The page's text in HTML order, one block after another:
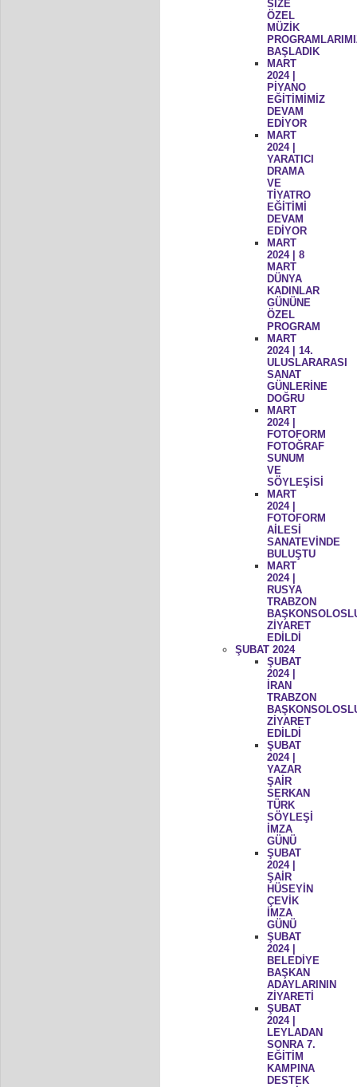
SİZE
ÖZEL
MÜZİK
BAŞLADIK
MART
2024 |
PİYANO
EĞİTİMİMİZ
DEVAM
EDİYOR
MART
2024 |
YARATICI
DRAMA
VE
TİYATRO
EĞİTİMİ
DEVAM
EDİYOR
MART
2024 | 8
MART
DÜNYA
KADINLAR
GÜNÜNE
ÖZEL
PROGRAM
MART
2024 | 14.
ULUSLARARASI
SANAT
GÜNLERİNE
DOĞRU
MART
2024 |
FOTOFORM
FOTOĞRAF
SUNUM
VE
SÖYLEŞİSİ
MART
2024 |
FOTOFORM
AİLESİ
SANATEVİNDE
BULUŞTU
MART
2024 |
RUSYA
TRABZON
ZİYARET
EDİLDİ
ŞUBAT 2024
ŞUBAT
2024 |
İRAN
TRABZON
ZİYARET
EDİLDİ
ŞUBAT
2024 |
YAZAR
ŞAİR
SERKAN
TÜRK
SÖYLEŞİ
İMZA
GÜNÜ
ŞUBAT
2024 |
ŞAİR
HÜSEYİN
ÇEVİK
İMZA
GÜNÜ
ŞUBAT
2024 |
BELEDİYE
BAŞKAN
ADAYLARININ
ZİYARETİ
ŞUBAT
2024 |
LEYLADAN
SONRA 7.
EĞİTİM
KAMPINA
DESTEK